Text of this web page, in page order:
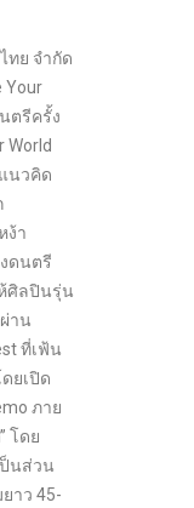
ทย จำกัด
Your
ตรีครั้ง
แนวคิด
ง้า
ดนตรี
ศิลปินรุ่น
าน
ที่เฟ้น
ยเปิด
ภาย
โดย
ป็นส่วน
าว 45-